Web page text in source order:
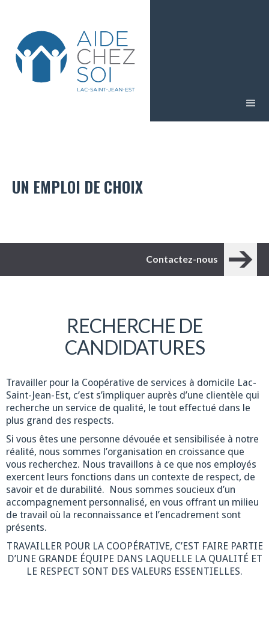
UN EMPLOI DE CHOIX
Contactez-nous
RECHERCHE DE
CANDIDATURES
Travailler pour la Coopérative de services à domicile Lac-
Saint-Jean-Est, c’est s’impliquer auprès d’une clientèle qui
recherche un service de qualité, le tout effectué dans le
plus grand des respects.
Si vous êtes une personne dévouée et sensibilisée à notre
réalité, nous sommes l’organisation en croissance que
vous recherchez. Nous travaillons à ce que nos employés
exercent leurs fonctions dans un contexte de respect, de
savoir et de durabilité. Nous sommes soucieux d’un
accompagnement personnalisé, en vous offrant un milieu
de travail où la reconnaissance et l’encadrement sont
présents.
TRAVAILLER POUR LA COOPÉRATIVE, C’EST FAIRE PARTIE
D’UNE GRANDE ÉQUIPE DANS LAQUELLE LA QUALITÉ ET
LE RESPECT SONT DES VALEURS ESSENTIELLES.